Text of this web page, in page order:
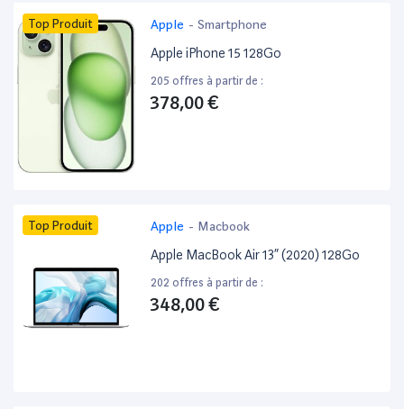
Top Produit Apple - Smartphone
Apple iPhone 15 128Go
205 offres à partir de :
378,00 €
Top Produit Apple - Macbook
Apple MacBook Air 13” (2020) 128Go
202 offres à partir de :
348,00 €